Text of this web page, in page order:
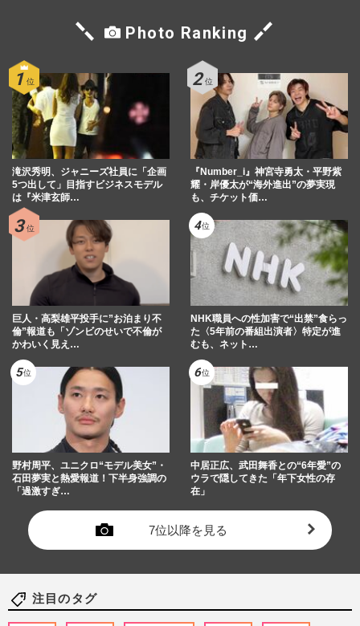
Photo Ranking
滝沢秀明、ジャニーズ社員に「企画
5つ出して」目指すビジネスモデル
は『米津玄師…
『Number_i』神宮寺勇太・平野紫
耀・岸優太が“海外進出”の夢実現
も、チケット価…
巨人・高梨雄平投手に”お泊まり不
倫”報道も「ゾンビのせいで不倫が
かわいく見え…
NHK職員への性加害で“出禁”食らっ
た〈5年前の番組出演者〉特定が進
むも、ネット…
野村周平、ユニクロ“モデル美女”・
石田夢実と熱愛報道！下半身強調の
「過激すぎ…
中居正広、武田舞香との“6年愛”の
ウラで隠してきた「年下女性の存
在」
7位以降を見る
注目のタグ